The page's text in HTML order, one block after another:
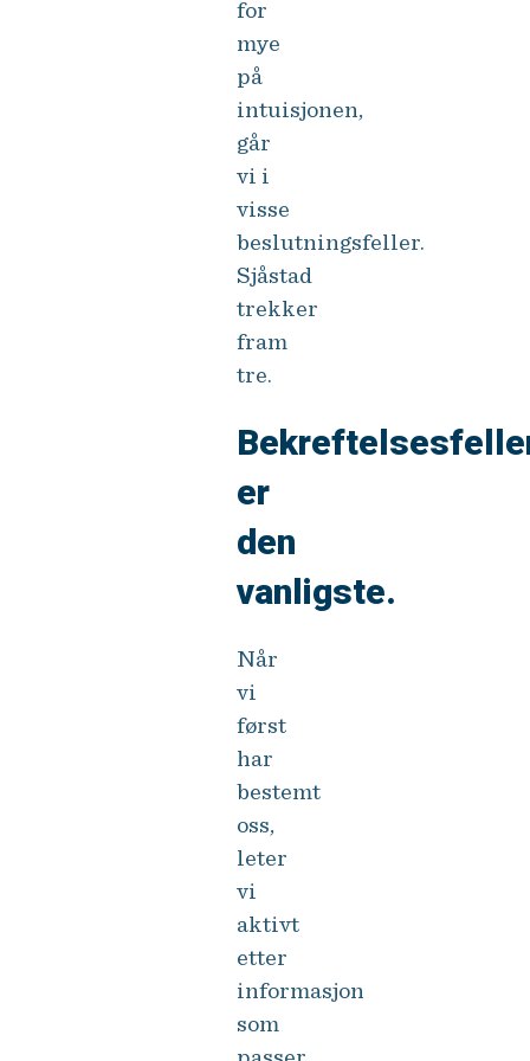
for
mye
på
intuisjonen,
går
vi i
visse
beslutningsfeller.
Sjåstad
trekker
fram
tre.
er
den
vanligste.
Når
vi
først
har
bestemt
oss,
leter
vi
aktivt
etter
informasjon
som